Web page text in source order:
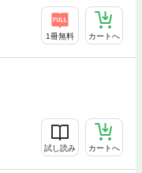
1冊無料 カートへ
試し読み カートへ